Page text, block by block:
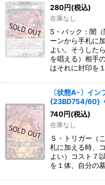
280 円(税込)
在庫なし
S・バック：闇
ーンから手札に
よい。そうした
を唱える）相手
はそれに封印を
〔状態A-〕イン
{23BD754/60}《
740 円(税込)
在庫なし
Ｓ・トリガー（
札に加える時、
よい）コスト７
を１体、自分の